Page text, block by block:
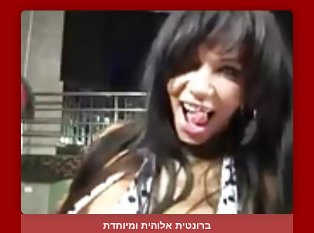
ברונטית אלוהית ומיוחדת